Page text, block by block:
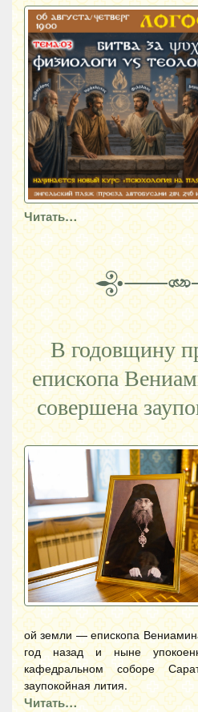
Читать…
В годовщину
епископа
совершена
ой земли — епископа
год назад и ныне
кафедральном соборе
заупокойная лития.
Читать…